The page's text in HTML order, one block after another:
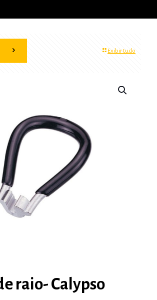
Exibir tudo
raio- Calypso